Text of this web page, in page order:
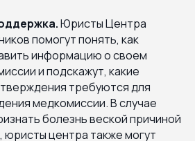
Юристы Центра
помогут понять, как
информацию о своем
и подскажут, какие
требуются для
медкомиссии. В случае
болезнь веской причиной
центра также могут